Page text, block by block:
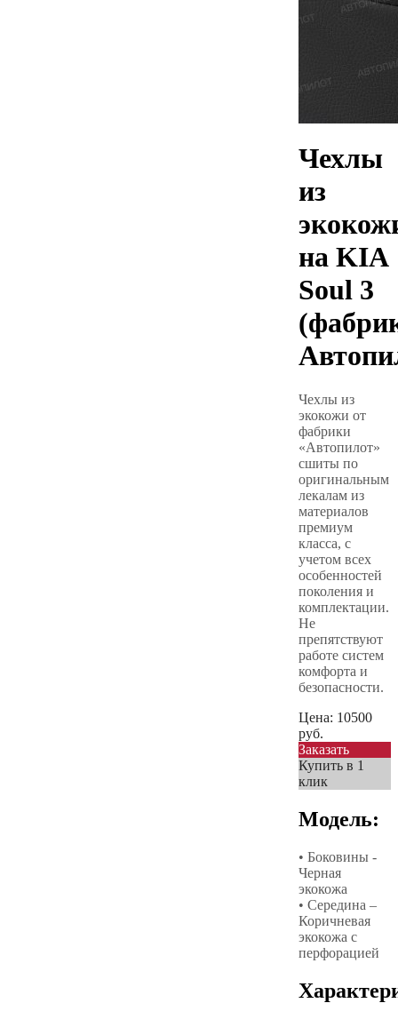
Чехлы
из
на KIA
Soul 3
Чехлы из
экокожи от
фабрики
«Автопилот»
сшиты по
оригинальным
лекалам из
материалов
премиум
класса, с
учетом всех
особенностей
поколения и
комплектации.
Не
препятствуют
работе систем
комфорта и
безопасности.
Цена: 10500
руб.
Заказать
Купить в 1
клик
Модель:
• Боковины -
Черная
экокожа
• Середина –
Коричневая
экокожа с
перфорацией